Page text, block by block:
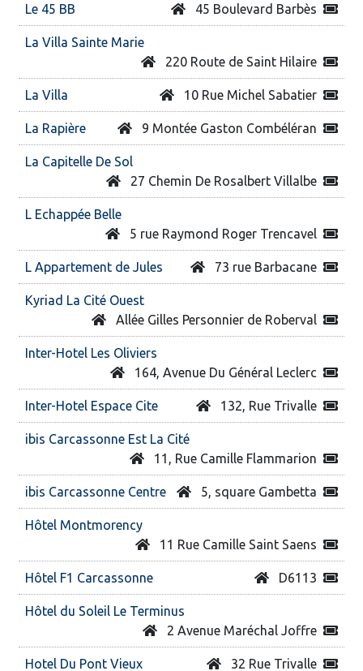
Le 45 BB 45 Boulevard Barbès
La Villa Sainte Marie
220 Route de Saint Hilaire
La Villa 10 Rue Michel Sabatier
La Rapière 9 Montée Gaston Combéléran
La Capitelle De Sol
27 Chemin De Rosalbert Villalbe
L Echappée Belle
5 rue Raymond Roger Trencavel
L Appartement de Jules 73 rue Barbacane
Kyriad La Cité Ouest
Allée Gilles Personnier de Roberval
Inter-Hotel Les Oliviers
164, Avenue Du Général Leclerc
Inter-Hotel Espace Cite 132, Rue Trivalle
ibis Carcassonne Est La Cité
11, Rue Camille Flammarion
ibis Carcassonne Centre 5, square Gambetta
Hôtel Montmorency
11 Rue Camille Saint Saens
Hôtel F1 Carcassonne D6113
Hôtel du Soleil Le Terminus
2 Avenue Maréchal Joffre
Hotel Du Pont Vieux 32 Rue Trivalle